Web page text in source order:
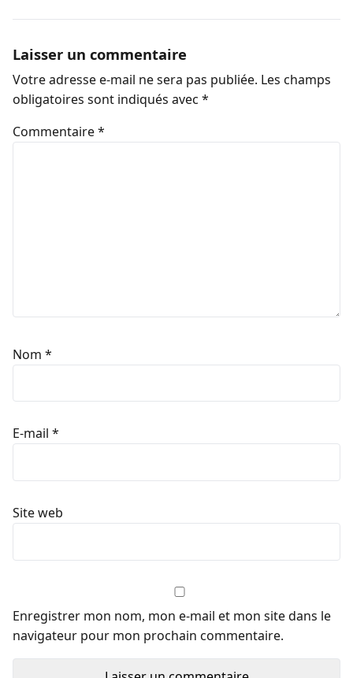
Laisser un commentaire
Votre adresse e-mail ne sera pas publiée. Les champs
obligatoires sont indiqués avec *
Commentaire*
Nom *
E-mail *
Site web
Enregistrer mon nom, mon e-mail et mon site dans le
navigateur pour mon prochain commentaire.